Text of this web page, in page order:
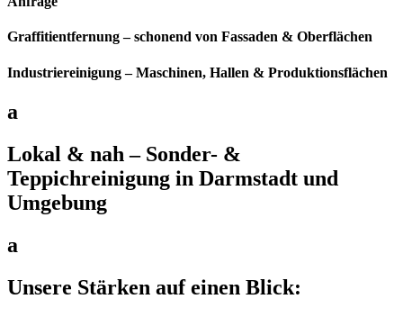
Graffitientfernung – schonend von Fassaden & Oberflächen
Industriereinigung – Maschinen, Hallen & Produktionsflächen
a
Lokal & nah – Sonder- &
Teppichreinigung in Darmstadt und
Umgebung
a
Unsere Stärken auf einen Blick: